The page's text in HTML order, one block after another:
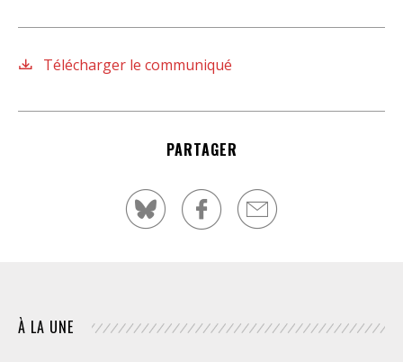
Télécharger le communiqué
PARTAGER
À LA UNE